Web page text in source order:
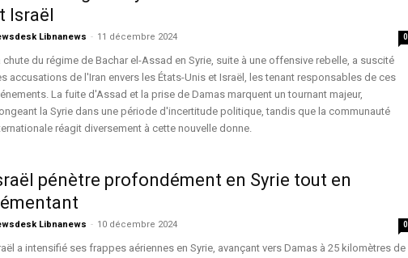
Israël
Libnanews - 11 décembre 2024 0
chute du régime de Bachar el-Assad en Syrie, suite à une offensive rebelle, a suscité
accusations de l'Iran envers les États-Unis et Israël, les tenant responsables de ces
La fuite d'Assad et la prise de Damas marquent un tournant majeur,
la Syrie dans une période d'incertitude politique, tandis que la communauté
réagit diversement à cette nouvelle donne.
pénètre profondément en Syrie tout en
Libnanews - 10 décembre 2024 0
a intensifié ses frappes aériennes en Syrie, avançant vers Damas à 25 kilomètres de